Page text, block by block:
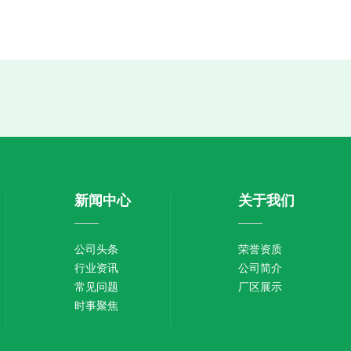
新闻中心
公司头条
行业资讯
常见问题
时事聚焦
关于我们
荣誉资质
公司简介
厂区展示